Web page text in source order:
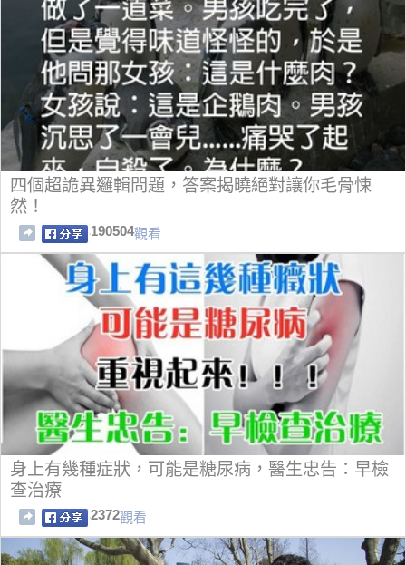
四個超詭異邏輯問題，答案揭曉絕對讓你毛骨悚
然！
190504觀看
身上有幾種症狀，可能是糖尿病，醫生忠告：早檢
查治療
2372觀看